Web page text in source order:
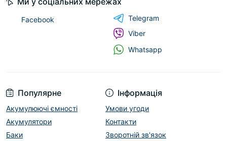
Популярне
Акумулюючі ємності
Акумулятори
Баки
Інформація
Умови угоди
Контакти
Зворотній зв'язок
Facebook
Telegram
Viber
Whatsapp